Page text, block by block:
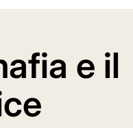
e il